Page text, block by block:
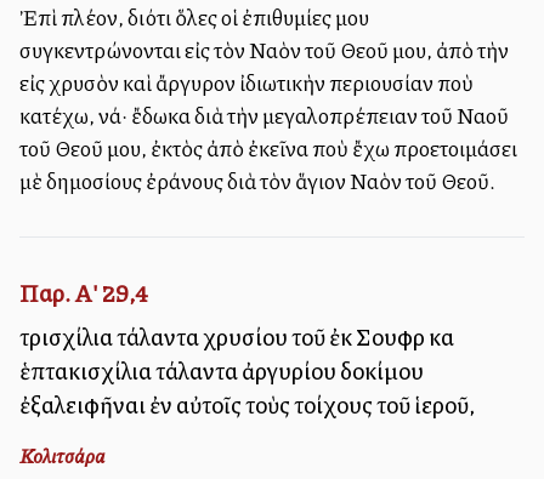
Ἐπὶ πλέον, διότι ὅλες οἱ ἐπιθυμίες μου
συγκεντρώνονται εἰς τὸν Ναὸν τοῦ Θεοῦ μου, ἀπὸ τὴν
εἰς χρυσὸν καὶ ἄργυρον ἰδιωτικὴν περιουσίαν ποὺ
κατέχω, νά· ἔδωκα διὰ τὴν μεγαλοπρέπειαν τοῦ Ναοῦ
τοῦ Θεοῦ μου, ἐκτὸς ἀπὸ ἐκεῖνα ποὺ ἔχω προετοιμάσει
μὲ δημοσίους ἐράνους διὰ τὸν ἅγιον Ναὸν τοῦ Θεοῦ.
Παρ. Α' 29,4
τρισχίλια τάλαντα χρυσίου τοῦ ἐκ Σουφὶρ καὶ
ἑπτακισχίλια τάλαντα ἀργυρίου δοκίμου
ἐξαλειφῆναι ἐν αὐτοῖς τοὺς τοίχους τοῦ ἱεροῦ,
Κολιτσάρα